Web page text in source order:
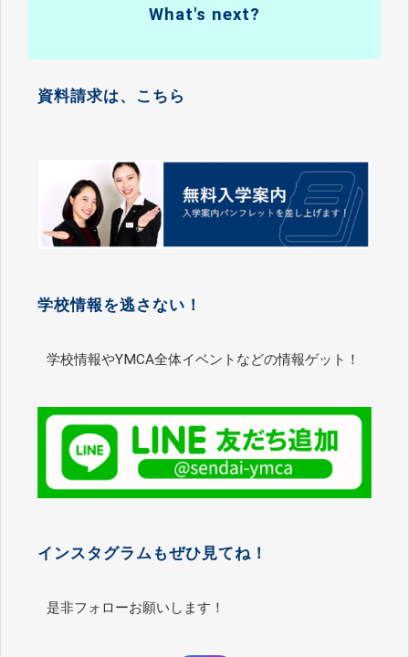
What's next?
資料請求は、こちら
学校情報を逃さない！
学校情報やYMCA全体イベントなどの情報ゲット！
インスタグラムもぜひ見てね！
是非フォローお願いします！